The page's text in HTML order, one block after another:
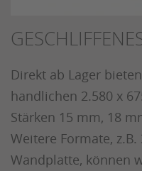
Direkt ab Lager
handlichen 2.580 x
Stärken 15 mm, 18
Weitere Formate,
Wandplatte, können